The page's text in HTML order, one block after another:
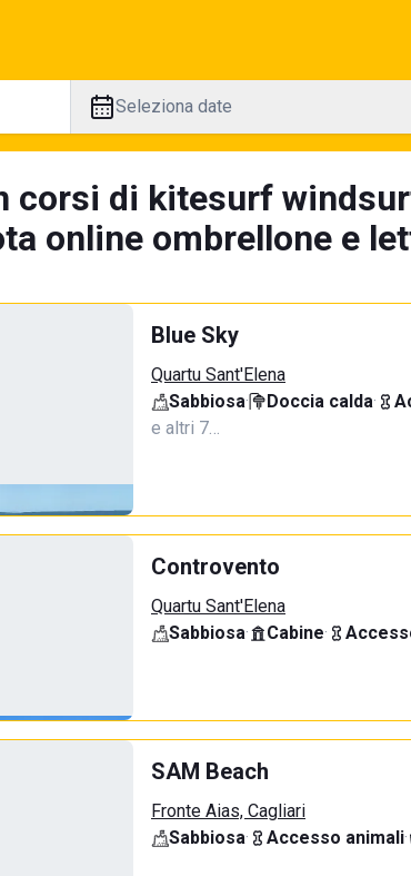
Seleziona date
corsi di kitesurf
online ombrellone e
Blue Sky
Quartu Sant'Elena
Sabbiosa· Doccia calda·
e altri 7…
Controvento
Quartu Sant'Elena
Sabbiosa· Cabine·
SAM Beach
Fronte Aias, Cagliari
Sabbiosa· Accesso animali·